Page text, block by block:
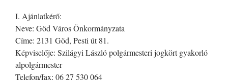
I. Ajánlatkérő:
Neve: Göd Város Önkormányzata
Címe: 2131 Göd, Pesti út 81.
Képviselője: Szilágyi László polgármesteri jogkört gyakorló
alpolgármester
Telefon/fax: 06 27 530 064